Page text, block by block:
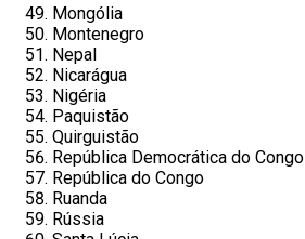
Mongólia
Montenegro
Nepal
Nicarágua
Nigéria
Paquistão
Quirguistão
República Democrática do Congo
República do Congo
Ruanda
Rússia